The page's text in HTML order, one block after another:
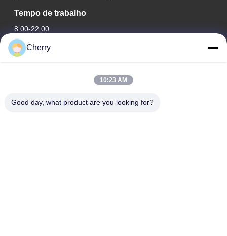
Tempo de trabalho
8:00-22:00
O nosso endereço
Parque industrial Hegui, Lishui, Nanhai Foshan Guangdong
Cherry
10:23 AM
Good day, what product are you looking for?